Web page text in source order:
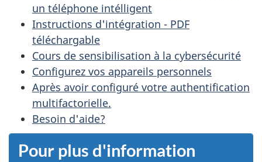
un téléphone intélligent
Instructions d'intégration - PDF
téléchargable
Cours de sensibilisation à la cybersécurité
Configurez vos appareils personnels
Après avoir configuré votre authentification
multifactorielle.
Besoin d'aide?
Pour plus d'information